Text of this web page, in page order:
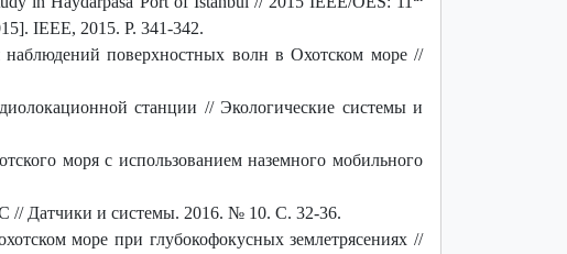
IEEE, 2015. P. 341-342.
наблюдений поверхностных волн в Охотском море //
станции // Экологические системы и
моря с использованием наземного мобильного
// Датчики и системы. 2016. № 10. С. 32-36.
море при глубокофокусных землетрясениях //